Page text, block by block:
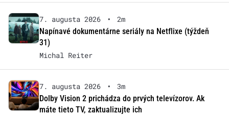
7. augusta 2026 •
2m
Napínavé dokumentárne seriály na Netflixe (týždeň
31)
Michal Reiter
7. augusta 2026 •
3m
Dolby Vision 2 prichádza do prvých televízorov. Ak
máte tieto TV, zaktualizujte ich